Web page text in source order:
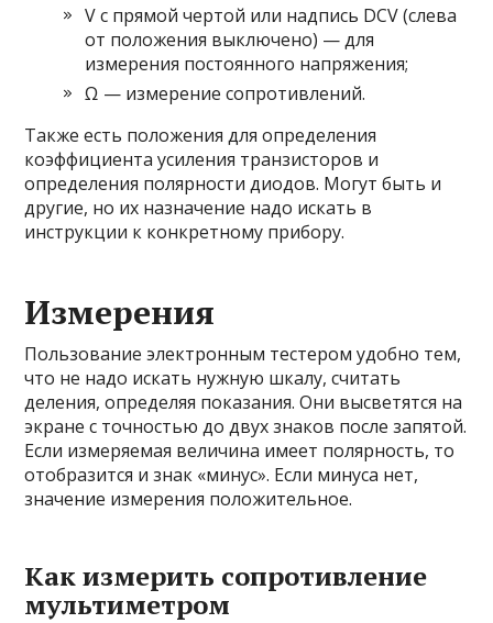
V с прямой чертой или надпись DCV (слева
от положения выключено) — для
измерения постоянного напряжения;
Ω — измерение сопротивлений.
Также есть положения для определения
коэффициента усиления транзисторов и
определения полярности диодов. Могут быть и
другие, но их назначение надо искать в
инструкции к конкретному прибору.
Измерения
Пользование электронным тестером удобно тем,
что не надо искать нужную шкалу, считать
деления, определяя показания. Они высветятся на
экране с точностью до двух знаков после запятой.
Если измеряемая величина имеет полярность, то
отобразится и знак «минус». Если минуса нет,
значение измерения положительное.
Как измерить сопротивление
мультиметром